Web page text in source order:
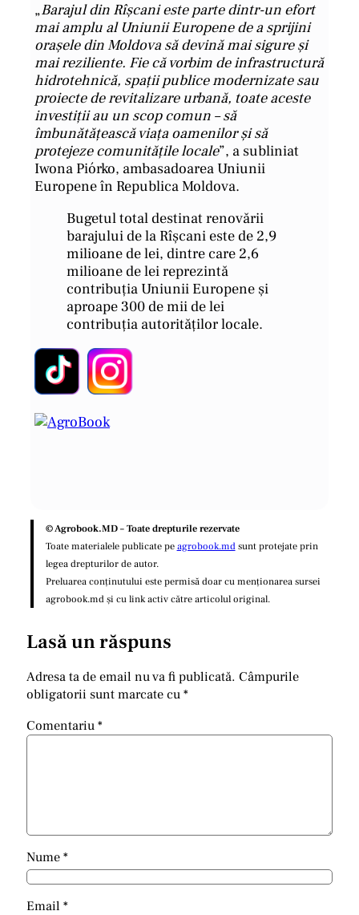
„Barajul din Rîșcani este parte dintr-un efort
mai amplu al Uniunii Europene de a sprijini
orașele din Moldova să devină mai sigure și
mai reziliente. Fie că vorbim de infrastructură
hidrotehnică, spații publice modernizate sau
proiecte de revitalizare urbană, toate aceste
investiții au un scop comun – să
îmbunătățească viața oamenilor și să
protejeze comunitățile locale”, a subliniat
Iwona Piórko, ambasadoarea Uniunii
Europene în Republica Moldova.
Bugetul total destinat renovării
barajului de la Rîșcani este de 2,9
milioane de lei, dintre care 2,6
milioane de lei reprezintă
contribuția Uniunii Europene și
aproape 300 de mii de lei
contribuția autorităților locale.
© Agrobook.MD – Toate drepturile rezervate
Toate materialele publicate peagrobook.mdsunt protejate prin
legea drepturilor de autor.
Preluarea conținutului este permisă doar cu menționarea sursei
agrobook.md și cu link activ către articolul original.
Lasă un răspuns
Adresa ta de email nu va fi publicată. Câmpurile
obligatorii sunt marcate cu*
Comentariu*
Nume*
Email *